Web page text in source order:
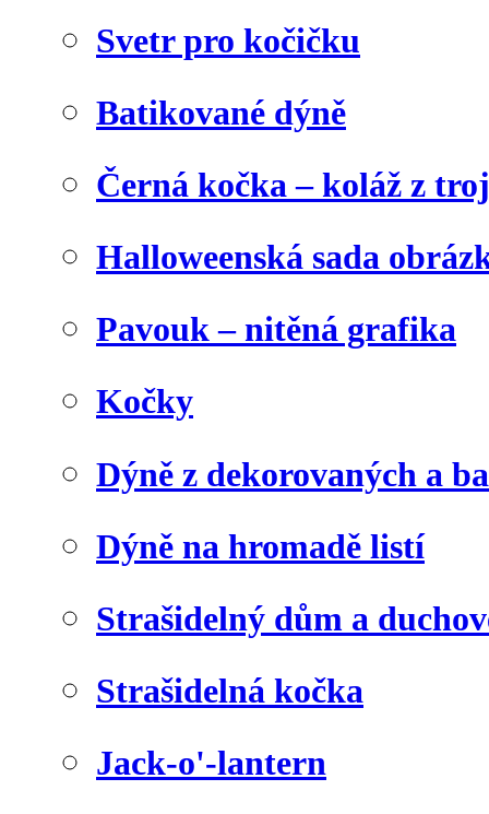
Svetr pro kočičku
Batikované dýně
Černá kočka – koláž z
Halloweenská sada
Pavouk – nitěná grafika
Kočky
Dýně z dekorovaných a
Dýně na hromadě listí
Strašidelný dům a
Strašidelná kočka
Jack-o'-lantern